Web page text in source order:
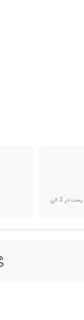
ارسال در تهران با پیک موتوری تا یک روز کاری و دیگر استان ها از طریق پست در 2 الی